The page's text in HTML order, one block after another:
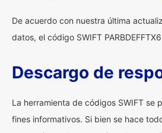
De acuerdo con nuestra última
datos, el código SWIFT
Descargo de
La herramienta de códigos SWIFT se
fines informativos. Si bien se hace